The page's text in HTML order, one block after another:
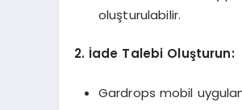
oluşturulabilir.
2. İade Talebi Oluşturun:
Gardrops mobil